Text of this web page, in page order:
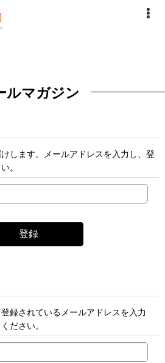
ルマガジン
します。メールアドレスを入力し、登
。
登録
録されているメールアドレスを入力
ださい。